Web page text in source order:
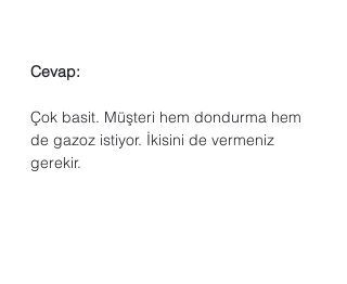
Cevap:
Çok basit. Müşteri hem dondurma hem
de gazoz istiyor. İkisini de vermeniz
gerekir.